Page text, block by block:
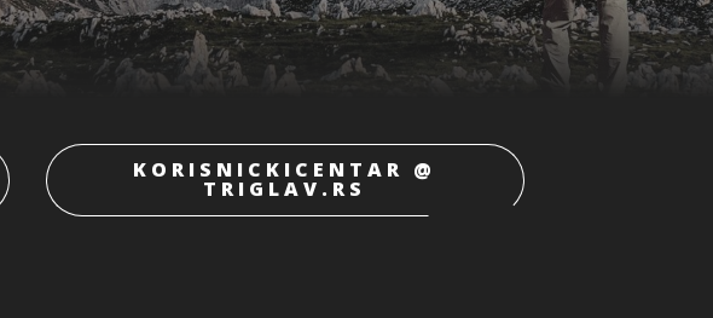
KORISNICKICENTAR @
TRIGLAV.RS